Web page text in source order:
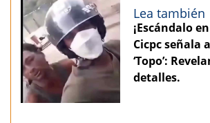
Lea también
¡Escándalo
Cicpc señala
‘Topo’:
detalles.